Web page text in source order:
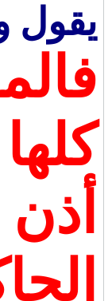
يقول
أذن